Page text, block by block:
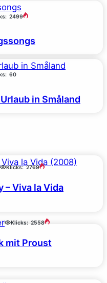
2499
60
in Småland
Klicks: 2769
– Viva la Vida
Klicks: 2558
mit Proust